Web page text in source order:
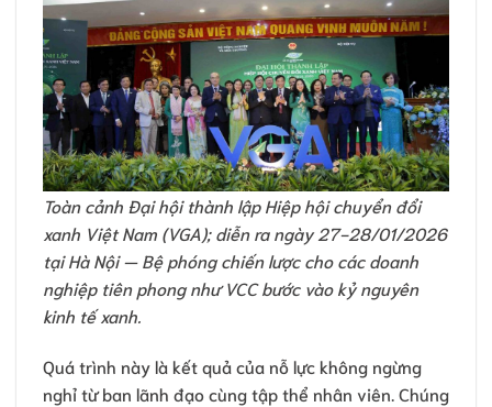
Toàn cảnh Đại hội thành lập Hiệp hội chuyển đổi
xanh Việt Nam (VGA); diễn ra ngày 27-28/01/2026
tại Hà Nội — Bệ phóng chiến lược cho các doanh
nghiệp tiên phong như VCC bước vào kỷ nguyên
kinh tế xanh.
Quá trình này là kết quả của nỗ lực không ngừng
nghỉ từ ban lãnh đạo cùng tập thể nhân viên. Chúng